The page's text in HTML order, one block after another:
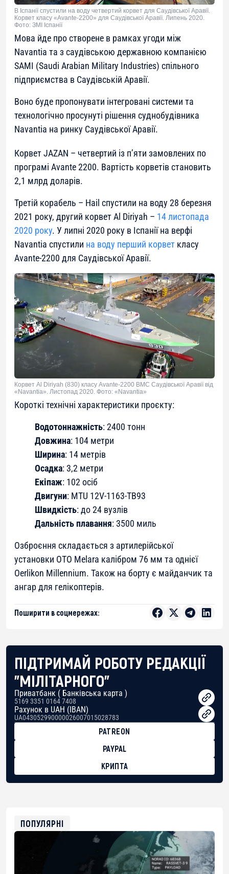
В Іспанії спустили на воду четвертий корвет для Саудівської Аравії.
Корвет класу «Avante-2200» для Саудівської Аравії. Липень 2020.
Фото: ЗМІ Іспанії
Мова йде про створене в рамках угоди між
Navantia та з саудівською державною компанією
SAMI (Saudi Arabian Military Industries) спільного
підприємства в Саудівській Аравії.
Воно буде пропонувати інтегровані системи та
технологічно просунуті рішення суднобудівника
Navantia на ринку Саудівської Аравії.
Корвет JAZAN – четвертий із п’яти замовлених по
програмі Avante 2200. Вартість корветів становить
2,1 млрд доларів.
Третій корабель – Hail спустили на воду 28 березня
2021 року, другий корвет Al Diriyah – 14 листопада
2020 року. У липні 2020 року в Іспанії на верфі
Navantia спустили на воду перший корвет класу
Avante-2200 для Саудівської Аравії.
Корвет Al Diriyah (830) класу Avante-2200 ВМС Саудівської Аравії від
«Navantia». Листопад 2020. Фото: «Navantia»
Короткі технічні характеристики проєкту:
Водотоннажність: 2400 тонн
Довжина: 104 метри
Ширина: 14 метрів
Осадка: 3,2 метри
Екіпаж: 102 осіб
Двигуни: MTU 12V-1163-TB93
Швидкість: до 24 вузлів
Дальність плавання: 3500 миль
Озброєння складається з артилерійської
установки OTO Melara калібром 76 мм та однієї
Oerlikon Millennium. Також на борту є майданчик та
ангар для гелікоптерів.
Поширити в соцмережах:
ПІДТРИМАЙ РОБОТУ РЕДАКЦІЇ
"МІЛІТАРНОГО"
Приватбанк ( Банківська карта )
5169 3351 0164 7408
Рахунок в UAH (IBAN)
UA043052990000026007015028783
PATREON
PAYPAL
КРИПТА
0xfD02863D3289416fcF50975c9DFda13623f97758
ПОПУЛЯРНІ